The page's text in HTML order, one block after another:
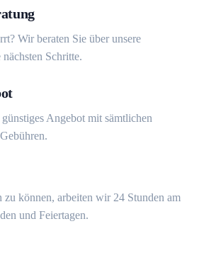
Wir beraten Sie über unsere
Schritte.
Angebot mit sämtlichen
können, arbeiten wir 24 Stunden am
und Feiertagen.